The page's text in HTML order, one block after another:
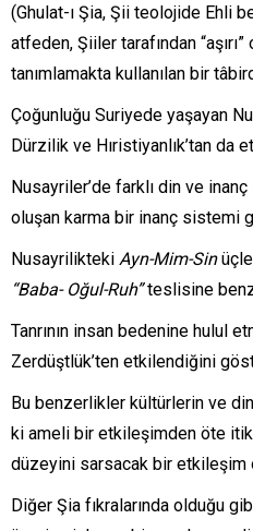
(Ghulat-ı Şia, Şii teolojide Ehli
atfeden, Şiiler tarafından
tanımlamakta kullanılan bir
Çoğunluğu Suriyede yaşayan
Dürzilik ve Hıristiyanlık’tan da
Nusayriler’de farklı din ve
oluşan karma bir inanç sistemi
Nusayrilikteki Ayn-Mim-Sin
“Baba- Oğul-Ruh”teslisine
Tanrının insan bedenine hulul
Zerdüştlük’ten etkilendiğini
Bu benzerlikler kültürlerin ve
ki ameli bir etkileşimden öte
düzeyini sarsacak bir etkileşim
Diğer Şia fıkralarında olduğu